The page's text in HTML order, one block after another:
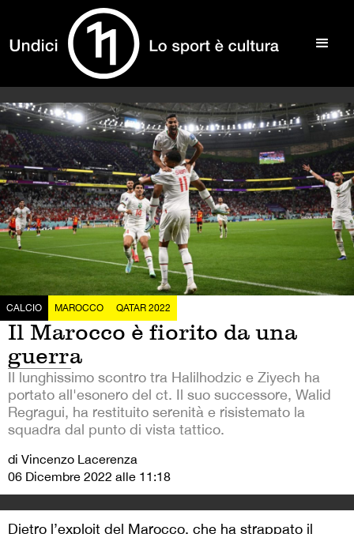
CALCIO MAROCCO QATAR 2022
Il Marocco è fiorito da una
guerra
Il lunghissimo scontro tra Halilhodzic e Ziyech ha
portato all'esonero del ct. Il suo successore, Walid
Regragui, ha restituito serenità e risistemato la
squadra dal punto di vista tattico.
di Vincenzo Lacerenza
06 Dicembre 2022 alle 11:18
Dietro l’exploit del Marocco, che ha strappato il